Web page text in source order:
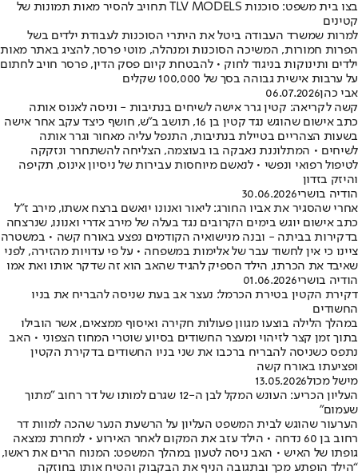
בצו בית משפט: סוכנות TLV MODELS תחויב להסיר מאות תמונות של
קטינים
למרות שמשרד העבודה ביטל את היתרי הסוכנות לעבודת ילדים בשל
הפרות חמורות, המשיכה הסוכנות ומנהלה, מוטי פרסר, להציג באתר מאות
ילדים ותינוקות בניגוד לחוק • להבטחת קיום פסק הדין, פרסר חויב לחתום
על ערבות אישית גבוהה בסך של 100,000 שקלים
אבי כהן06.07.2026
קשה לקריאה: קטין גרר אישה לשיחים בנתיבות - וניסה לאנוס אותה
כתב אישום שהוגש נגד קטין בן 16, תושב ב"ש, חושף כיצד עקב אחר אישה
בשעות הצהריים בטיילת בנתיבות, התנפל עליה מאחור וגרר אותה
לשיחים • המתלוננת נאבקה בו בעוצמה, הצליחה להשתחרר ונזקקה
לטיפול רפואי ונפשי • לנאשם מיוחסות עבירות של ניסיון אינוס, תקיפה
והיזק בזדון
הודיה בושרי30.06.2026
אחרי שהסגיר את אביו החורג: ליאור ואנונו יואשם ברצח אשתו, מירב ז"ל
כתב אישום יוגש בימים הקרובים נגד בעלה של מירב אדרי ואנונו, שנרצחה
בדקירות בביתה - ובנה מנישואיה הקודמים נפצע באורח קשה • במשטרה
ציינו כי אין לחשוד עבר של אלימות במשפחה • על פי עדויות מהזירה, לפני
שאיבד את הכרתו, הילד הספיק להגיד שהאב הוא זה שדקר אותו ואת אמו
הודיה בושרי01.06.2026
דקירת הקטין בטירת הכרמל: נעצר אב בעת שניסה להבריח את בניו
החשודים
במהלך הלילה בוצעו מגוון פעולות חקירה ואיסוף ממצאים, אשר הובילו
בתוך זמן קצר לזיהוי ומעצר החשודים בסיוע שוטרי המחוז הצפוני • האב
נתפס כשניסה להבריח ברכבו את שני בניו החשודים בדקירת הקטין
ופציעתו באורח קשה
מישל מכול13.05.2026
העליון הכריע: העונש המקל לבן ה-12 שגרם למותו של דר רחוב "מתוך
שעמום"
הערעור שהוגש לבית המשפט העליון על הרשעת הנער שהכה למוות דר
רחוב בן 60 נדחה • הילד עזב את המקום לאחר האירוע • למחרת נמצאה
גופתו של האיש • האב ניסה לטעון במהלך המשפט: המנוח הרים את ראשו,
“הילד הופתע מכך ובתגובה הניף את הבקבוק והטיח אותו בחוזקה